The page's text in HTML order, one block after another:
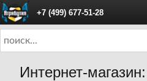
+7 (499) 677-51-28
ПН - ПТ с 10:00 до
Интернет-магазин: